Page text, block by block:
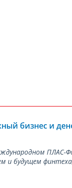
бизнес и
будущем